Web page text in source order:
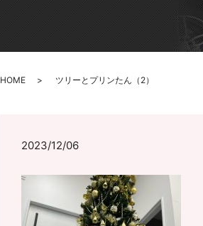
HOME ツリーとプリンたん（2）
2023/12/06